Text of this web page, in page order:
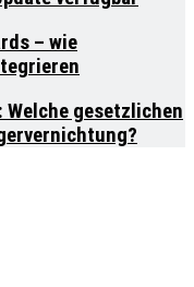
– wie
Welche gesetzlichen